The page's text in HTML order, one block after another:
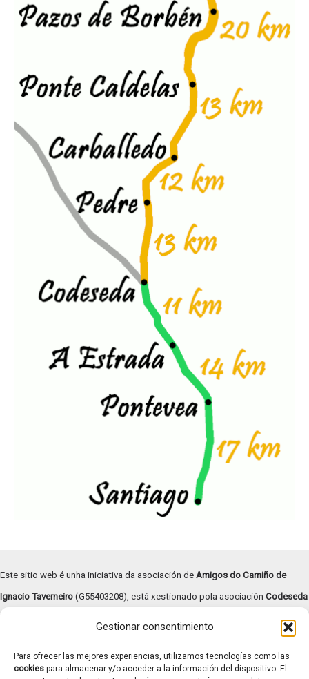
Gestionar consentimiento
Para ofrecer las mejores experiencias, utilizamos tecnologías como las
cookies para almacenar y/o acceder a la información del dispositivo. El
Este sitio web é unha iniciativa da asociación de Amigos do Camiño de
Ignacio Taverneiro (G55403208), está xestionado pola asociación Codeseda
Copyright © | 2026 |Aviso legal|Términos y condiciones|